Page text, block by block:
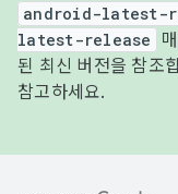
android-latest-
latest-release
된 최신 버전을 참조
참고하세요.